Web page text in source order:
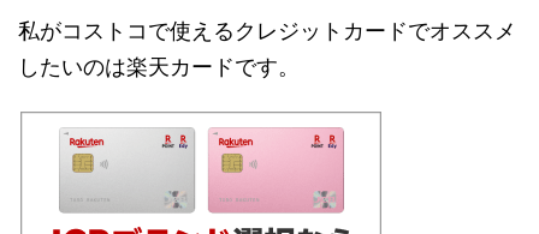
私がコストコで使えるクレジットカードでオススメ
したいのは楽天カードです。